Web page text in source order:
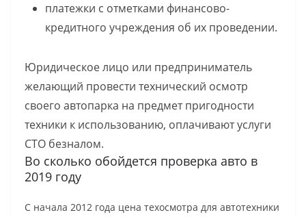
платежки с отметками финансово-
кредитного учреждения об их проведении.
Юридическое лицо или предприниматель
желающий провести технический осмотр
своего автопарка на предмет пригодности
техники к использованию, оплачивают услуги
СТО безналом.
Во сколько обойдется проверка авто в
2019 году
С начала 2012 года цена техосмотра для автотехники